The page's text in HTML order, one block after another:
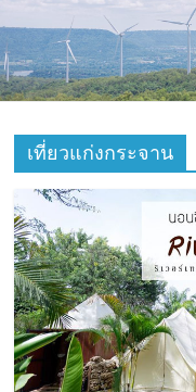
ท่อง
เที่ยว
เที่ยว
ที่
กิน
ที่พัก
มากมาย
เว็บ
เที่ยวแก่งกระจาน